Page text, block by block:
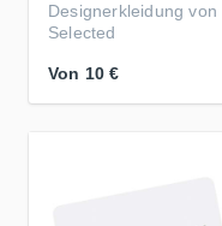
Designerkleidung von
Selected
Von 10 €